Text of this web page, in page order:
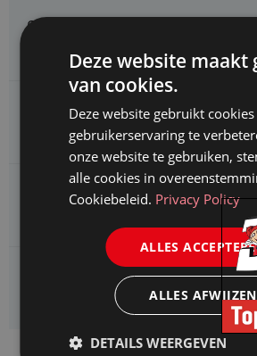
Omgevingsdienst Haaglanden
Enexis zoekt een
Rentmeester midden- en hoogspanning
Enexis zoekt een
Jurist ruimtelijke planvorming
Enexis zoekt een
Deze website maakt
van cookies.
Deze website gebruikt
gebruikerservaring te
onze website te gebruiken,
alle cookies in
Cookiebeleid. Privacy Policy
ALLES
ALLES AFWIJZEN
DETAILS WEERGEVEN